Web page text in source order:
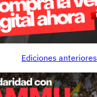
Ediciones anteriores